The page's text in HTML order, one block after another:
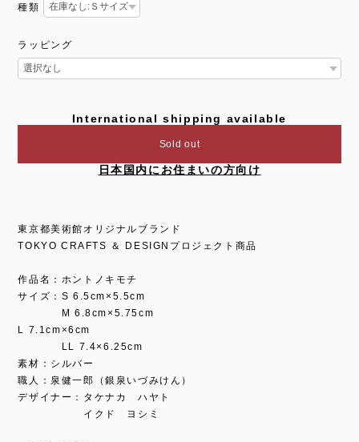
種類
ラッピング
International shipping available
Sold out
日本国内にお住まいの方向け
東京都美術館オリジナルブランド
TOKYO CRAFTS ＆ DESIGNプロジェクト商品
作品名：ホントノキモチ
サイズ：S 6.5cm×5.5cm
M 6.8cm×5.75cm
L 7.1cm×6cm
LL 7.4×6.25cm
素材：シルバー
職人：泉健一郎（銀泉いづみけん）
デザイナー：タケナカ ハヤト
イクド ヨシミ